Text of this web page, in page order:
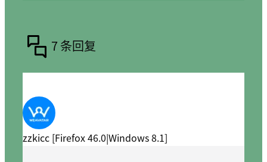
7 条回复
zzkicc [Firefox 46.0|Windows 8.1]